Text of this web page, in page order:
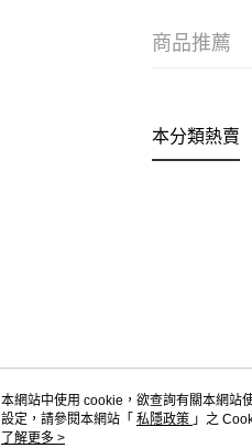
商品推薦
本分類熱賣
本網站中使用 cookie，欲查詢有關本網站
設定，請參閱本網站「 私隱政策 」之
用 cookie。
了解更多 >